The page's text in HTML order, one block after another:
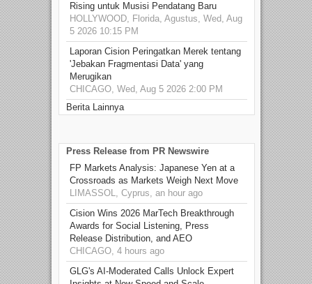
Rising untuk Musisi Pendatang Baru
HOLLYWOOD, Florida, Agustus, Wed, Aug
5 2026 10:15 PM
Laporan Cision Peringatkan Merek tentang
'Jebakan Fragmentasi Data' yang
Merugikan
CHICAGO, Wed, Aug 5 2026 2:00 PM
Berita Lainnya
Press Release from PR Newswire
FP Markets Analysis: Japanese Yen at a
Crossroads as Markets Weigh Next Move
LIMASSOL, Cyprus, an hour ago
Cision Wins 2026 MarTech Breakthrough
Awards for Social Listening, Press
Release Distribution, and AEO
CHICAGO, 4 hours ago
GLG's AI-Moderated Calls Unlock Expert